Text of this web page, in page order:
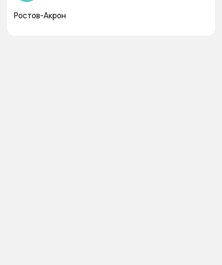
Ростов-Акрон